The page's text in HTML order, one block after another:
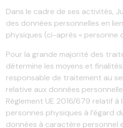
Dans le cadre de ses activités,
des données personnelles en
physiques (ci-après « personne
Pour la grande majorité des
détermine les moyens et
responsable de traitement au
relative aux données
Règlement UE 2016/679 relatif
personnes physiques à l’égard
données à caractère personnel